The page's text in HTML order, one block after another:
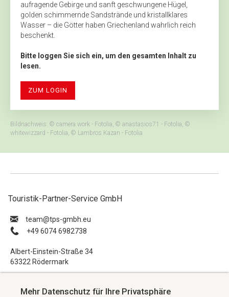
aufragende Gebirge und sanft geschwungene Hügel,
golden schimmernde Sandstrände und kristallklares
Wasser – die Götter haben Griechenland wahrlich reich
beschenkt.
Bitte loggen Sie sich ein, um den gesamten Inhalt zu
lesen.
ZUM LOGIN
Bildnachweis: © camera work - Fotolia, © anastasios71 - Fotolia, ©
whitewizzard - Fotolia, © Lambros Kazan - Fotolia
Touristik-Partner-Service GmbH
ue.hbmg-spt@maet
+49 6074 6982738
Albert-Einstein-Straße 34
63322 Rödermark
Impressum
Mehr Datenschutz für Ihre Privatsphäre